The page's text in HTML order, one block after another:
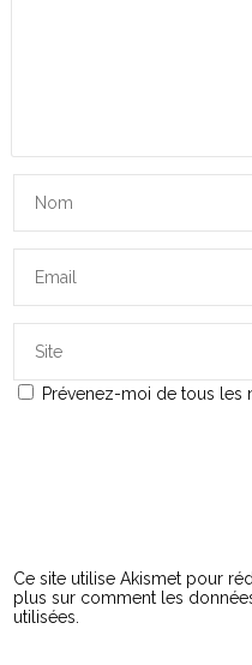
Prévenez-moi de tous les
Ce site utilise Akismet pour
plus sur comment les
utilisées.